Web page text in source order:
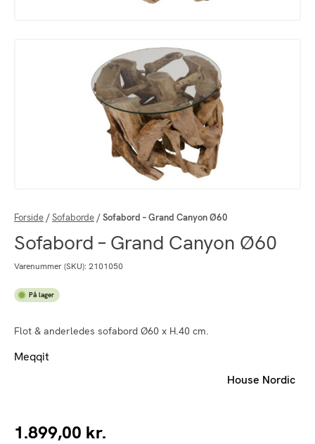
Forside /Sofaborde /Sofabord – Grand Canyon Ø60
Sofabord – Grand Canyon Ø60
Varenummer (SKU): 2101050
På lager
Flot & anderledes sofabord Ø60 x H.40 cm.
Meqqit
House Nordic
1.899,00 kr.